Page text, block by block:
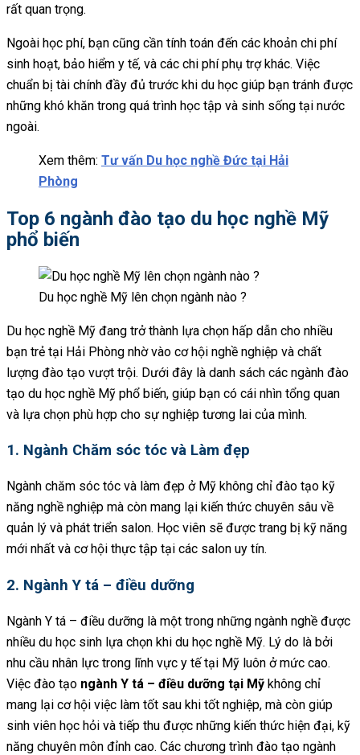
rất quan trọng.
Ngoài học phí, bạn cũng cần tính toán đến các khoản chi phí
sinh hoạt, bảo hiểm y tế, và các chi phí phụ trợ khác. Việc
chuẩn bị tài chính đầy đủ trước khi du học giúp bạn tránh được
những khó khăn trong quá trình học tập và sinh sống tại nước
ngoài.
Xem thêm: Tư vấn Du học nghề Đức tại Hải
Phòng
Top 6 ngành đào tạo du học nghề Mỹ
phổ biến
Du học nghề Mỹ lên chọn ngành nào ?
Du học nghề Mỹ đang trở thành lựa chọn hấp dẫn cho nhiều
bạn trẻ tại Hải Phòng nhờ vào cơ hội nghề nghiệp và chất
lượng đào tạo vượt trội. Dưới đây là danh sách các ngành đào
tạo du học nghề Mỹ phổ biến, giúp bạn có cái nhìn tổng quan
và lựa chọn phù hợp cho sự nghiệp tương lai của mình.
1. Ngành Chăm sóc tóc và Làm đẹp
Ngành chăm sóc tóc và làm đẹp ở Mỹ không chỉ đào tạo kỹ
năng nghề nghiệp mà còn mang lại kiến thức chuyên sâu về
quản lý và phát triển salon. Học viên sẽ được trang bị kỹ năng
mới nhất và cơ hội thực tập tại các salon uy tín.
2. Ngành Y tá – điều dưỡng
Ngành Y tá – điều dưỡng là một trong những ngành nghề được
nhiều du học sinh lựa chọn khi du học nghề Mỹ. Lý do là bởi
nhu cầu nhân lực trong lĩnh vực y tế tại Mỹ luôn ở mức cao.
Việc đào tạo ngành Y tá – điều dưỡng tại Mỹ không chỉ
mang lại cơ hội việc làm tốt sau khi tốt nghiệp, mà còn giúp
sinh viên học hỏi và tiếp thu được những kiến thức hiện đại, kỹ
năng chuyên môn đỉnh cao. Các chương trình đào tạo ngành